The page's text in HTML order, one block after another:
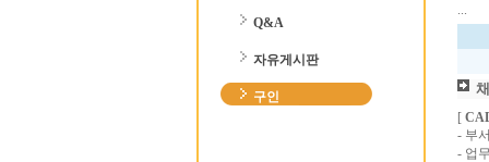
Q&A
자유게시판
구인
...
[
- 부
- 업